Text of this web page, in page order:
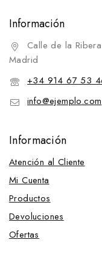
Información
Calle de la
Madrid
+34 914 67 53
info@ejemplo.com
Información
Atención al Cliente
Mi Cuenta
Productos
Devoluciones
Ofertas